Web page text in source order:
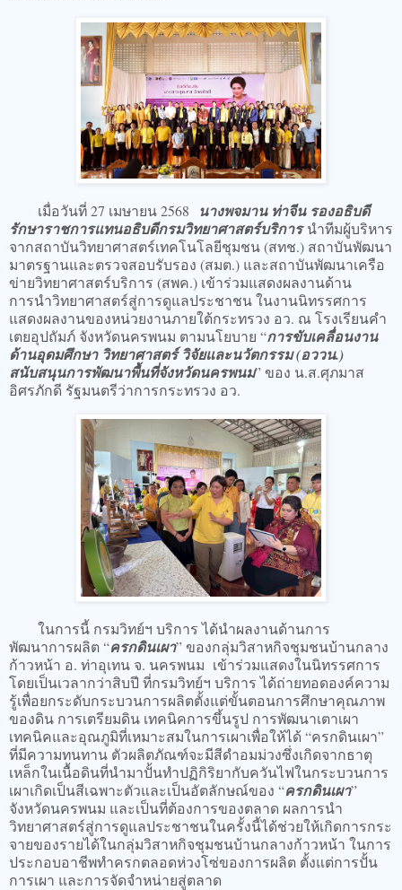
เมื่อวันที่ 27 เมษายน 2568 นางพจมาน ท่าจีน รองอธิบดี
รักษาราชการแทนอธิบดีกรมวิทยาศาสตร์บริการนำทีมผู้บริหาร
จากสถาบันวิทยาศาสตร์เทคโนโลยีชุมชน (สทช.) สถาบันพัฒนา
มาตรฐานและตรวจสอบรับรอง (สมต.) และสถาบันพัฒนาเครือ
ข่ายวิทยาศาสตร์บริการ (สพค.) เข้าร่วมแสดงผลงานด้าน
การนำวิทยาศาสตร์สู่การดูแลประชาชน ในงานนิทรรศการ
แสดงผลงานของหน่วยงานภายใต้กระทรวง อว. ณ โรงเรียนคำ
เตยอุปถัมภ์ จังหวัดนครพนม ตามนโยบาย “การขับเคลื่อนงาน
ด้านอุดมศึกษา วิทยาศาสตร์ วิจัยและนวัตกรรม (อววน.)
สนับสนุนการพัฒนาพื้นที่จังหวัดนครพนม” ของ น.ส.ศุภมาส
อิศรภักดี รัฐมนตรีว่าการกระทรวง อว.
ในการนี้ กรมวิทย์ฯ บริการ ได้นำผลงานด้านการ
พัฒนาการผลิต “ครกดินเผา” ของกลุ่มวิสาหกิจชุมชนบ้านกลาง
ก้าวหน้า อ. ท่าอุเทน จ. นครพนม เข้าร่วมแสดงในนิทรรศการ
โดยเป็นเวลากว่าสิบปี ที่กรมวิทย์ฯ บริการ ได้ถ่ายทอดองค์ความ
รู้เพื่อยกระดับกระบวนการผลิตตั้งแต่ขั้นตอนการศึกษาคุณภาพ
ของดิน การเตรียมดิน เทคนิคการขึ้นรูป การพัฒนาเตาเผา
เทคนิคและอุณภูมิที่เหมาะสมในการเผาเพื่อให้ได้ “ครกดินเผา”
ที่มีความทนทาน ตัวผลิตภัณฑ์จะมีสีดำอมม่วงซึ่งเกิดจากธาตุ
เหล็กในเนื้อดินที่นำมาปั้นทำปฏิกิริยากับควันไฟในกระบวนการ
เผาเกิดเป็นสีเฉพาะตัวและเป็นอัตลักษณ์ของ “ครกดินเผา”
จังหวัดนครพนม และเป็นที่ต้องการของตลาด ผลการนำ
วิทยาศาสตร์สู่การดูแลประชาชนในครั้งนี้ได้ช่วยให้เกิดการกระ
จายของรายได้ในกลุ่มวิสาหกิจชุมชนบ้านกลางก้าวหน้า ในการ
ประกอบอาชีพทำครกตลอดห่วงโซ่ของการผลิต ตั้งแต่การปั้น
การเผา และการจัดจำหน่ายสู่ตลาด